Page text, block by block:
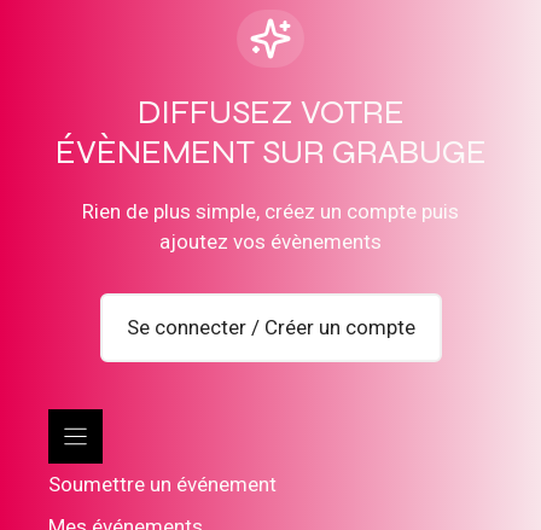
DIFFUSEZ VOTRE
ÉVÈNEMENT SUR GRABUGE
Rien de plus simple, créez un compte puis
ajoutez vos évènements
Se connecter / Créer un compte
Soumettre un événement